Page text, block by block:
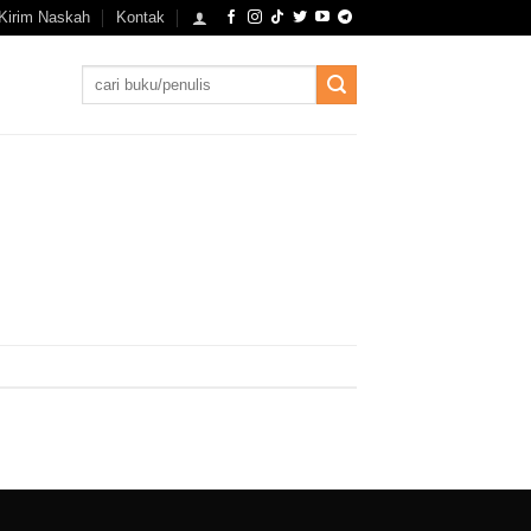
Kirim Naskah Kontak
Search